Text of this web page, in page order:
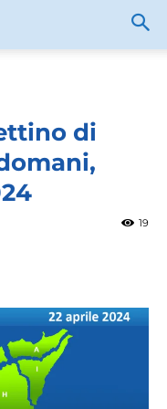
di
19